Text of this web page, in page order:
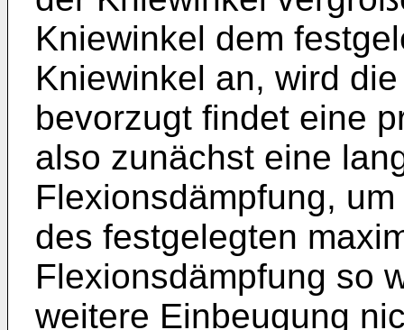
Kniewinkel dem
Kniewinkel an, wird
bevorzugt findet eine
also zunächst eine
Flexionsdämpfung,
des festgelegten
Flexionsdämpfung so
weitere Einbeugung